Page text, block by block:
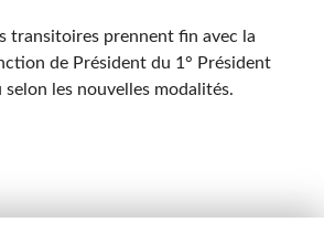
transitoires prennent fin avec la
de Président du 1° Président
selon les nouvelles modalités.